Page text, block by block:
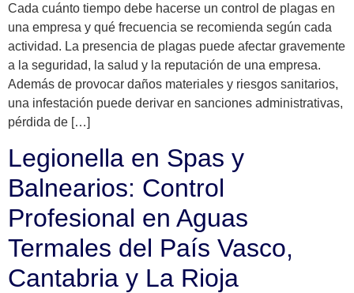
Cada cuánto tiempo debe hacerse un control de plagas en
una empresa y qué frecuencia se recomienda según cada
actividad. La presencia de plagas puede afectar gravemente
a la seguridad, la salud y la reputación de una empresa.
Además de provocar daños materiales y riesgos sanitarios,
una infestación puede derivar en sanciones administrativas,
pérdida de […]
Legionella en Spas y
Balnearios: Control
Profesional en Aguas
Termales del País Vasco,
Cantabria y La Rioja